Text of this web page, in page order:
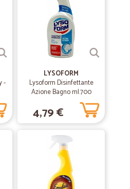
CON LA DIFFERENZIATA. SERVIZIO
-
LYSOFORM
Lysoform Disinfettante
Azione Bagno ml.700
4,79 €